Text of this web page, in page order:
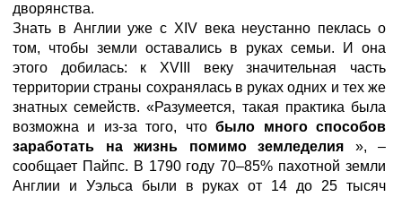
дворянства.
Знать в Англии уже с XIV века неустанно пеклась о
том, чтобы земли оставались в руках семьи. И она
этого добилась: к XVIII веку значительная часть
территории страны сохранялась в руках одних и тех же
знатных семейств. «Разумеется, такая практика была
возможна и из-за того, чтобыло много способов
заработать на жизнь помимо земледелия », –
сообщает Пайпс. В 1790 году 70–85% пахотной земли
Англии и Уэльса были в руках от 14 до 25 тысяч